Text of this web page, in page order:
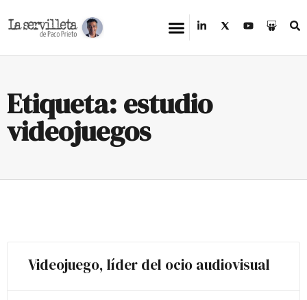
Etiqueta: estudio
videojuegos
Videojuego, líder del ocio audiovisual